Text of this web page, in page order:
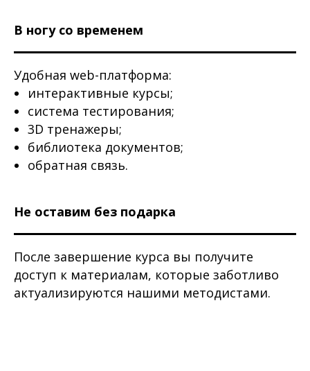
В ногу со временем
Удобная web-платформа:
интерактивные курсы;
система тестирования;
3D тренажеры;
библиотека документов;
обратная связь.
Не оставим без подарка
После завершение курса вы получите
доступ к материалам, которые заботливо
актуализируются нашими методистами.